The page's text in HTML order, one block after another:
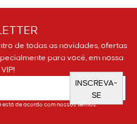
de todas as novidades, ofertas
para você, em nossa
INSCREVA-
SE
está de acordo com nossos termos.